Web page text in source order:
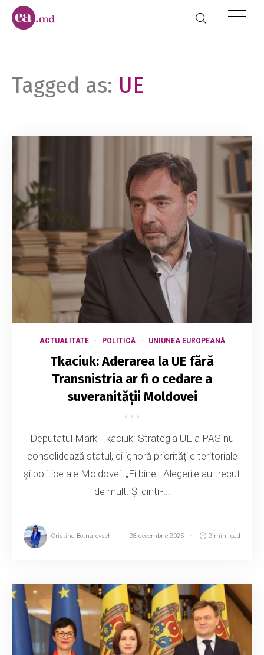
Tagged as: UE
ACTUALITATE POLITICĂ UNIUNEA EUROPEANĂ
Tkaciuk: Aderarea la UE fără
Transnistria ar fi o cedare a
suveranității Moldovei
Deputatul Mark Tkaciuk: Strategia UE a PAS nu
consolidează statul, ci ignoră prioritățile teritoriale
și politice ale Moldovei. „Ei bine...Alegerile au trecut
de mult. Și dintr-...
Cristina Botnarevschi 28 decembrie 2025 2 min read